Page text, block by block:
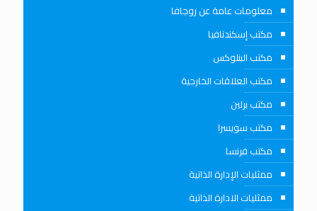
معلومات عامة عن روجافا
مكتب إسكندنافيا
مكتب البنلوكس
مكتب العلاقات الخارجية
مكتب برلين
مكتب سويسرا
مكتب فرنسا
ممثليات الإدارة الذاتية
ممثليات الادارة الذاتية